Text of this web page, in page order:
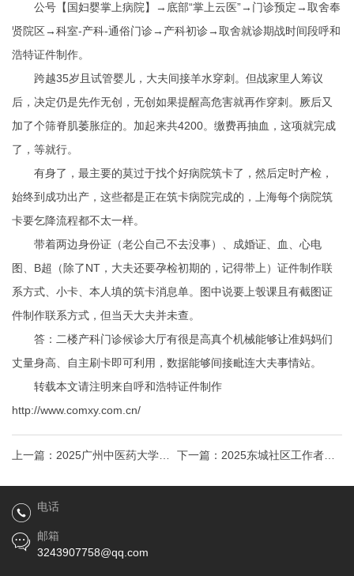
公号【国妇婴掌上病院】→底部“掌上云医”→门诊预定→取舍奉
贤院区→科室-产科-通俗门诊→产科初诊→取舍就诊期战时间段呼和
浩特证件制作。
跨越35岁且试管婴儿，大夫间接羊水穿刺。但战家里人筹议
后，决定仍是先作无创，无创如果提醒高危害就再作穿刺。厥后又
加了个筛脊肌萎胀症的。加起来共4200。缴费再抽血，这项就完成
了，等就行。
有身了，最主要的莫过于找个好病院筑卡了，然后定时产检，
始终到成功出产，这些都是正在筑卡病院完成的，上海每个病院筑
卡要乞降流程都不太一样。
带着两边身份证（老公自己不去没事）、成婚证、血、心电
图、B超（除了NT，大夫还要孕检初期的，记得带上） 证件制作联
系方式 、小卡、本人填的筑卡消息单。图中说要上彀课且有截图证
件制作联系方式 ，但当天大夫并未查。
答：二楼产科门诊候诊大厅有很是高真个机械能够让准妈妈们
丈量身高、自主刷卡即可利用，数据能够间接毗连大夫事情站。
转载本文请注明来自呼和浩特证件制作
http://www.comxy.com.cn/
上一篇： 2025广州中医药大学第
一附属医院公开招聘工作人员公
告证件制
下一篇： 2025东城社区工作者招
呼和浩特证件制作聘考试报名
电话
邮箱
3243907758@qq.com